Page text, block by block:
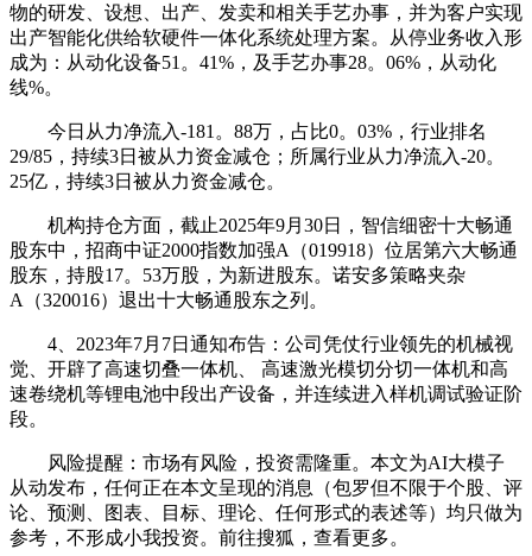
物的研发、设想、出产、发卖和相关手艺办事，并为客户实现
出产智能化供给软硬件一体化系统处理方案。从停业务收入形
成为：从动化设备51。41%，及手艺办事28。06%，从动化
线%。
今日从力净流入-181。88万，占比0。03%，行业排名
29/85，持续3日被从力资金减仓；所属行业从力净流入-20。
25亿，持续3日被从力资金减仓。
机构持仓方面，截止2025年9月30日，智信细密十大畅通
股东中，招商中证2000指数加强A（019918）位居第六大畅通
股东，持股17。53万股，为新进股东。诺安多策略夹杂
A（320016）退出十大畅通股东之列。
4、2023年7月7日通知布告：公司凭仗行业领先的机械视
觉、开辟了高速切叠一体机、 高速激光模切分切一体机和高
速卷绕机等锂电池中段出产设备，并连续进入样机调试验证阶
段。
风险提醒：市场有风险，投资需隆重。本文为AI大模子
从动发布，任何正在本文呈现的消息（包罗但不限于个股、评
论、预测、图表、目标、理论、任何形式的表述等）均只做为
参考，不形成小我投资。前往搜狐，查看更多。